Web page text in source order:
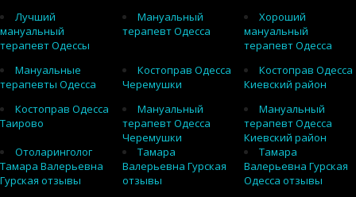
Лучший
мануальный
терапевт Одессы
Мануальный
терапевт Одесса
Хороший
мануальный
терапевт Одесса
Мануальные
терапевты Одесса
Костоправ Одесса
Черемушки
Костоправ Одесса
Киевский район
Костоправ Одесса
Таирово
Мануальный
терапевт Одесса
Черемушки
Мануальный
терапевт Одесса
Киевский район
Отоларинголог
Тамара Валерьевна
Гурская отзывы
Тамара
Валерьевна Гурская
отзывы
Тамара
Валерьевна Гурская
Одесса отзывы